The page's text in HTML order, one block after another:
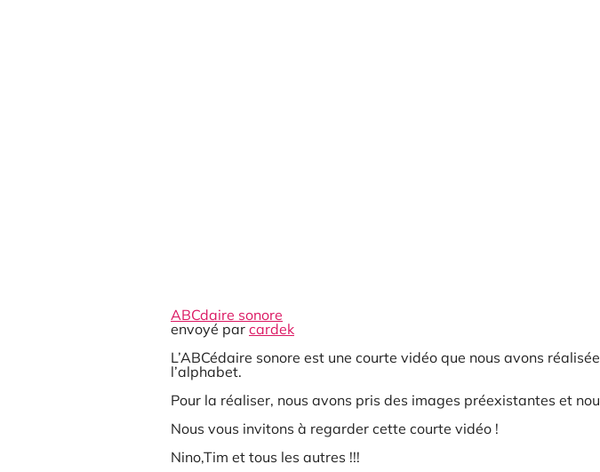
ABCdaire sonore
envoyé par cardek
L’ABCédaire sonore est une courte vidéo que nous avons
l’alphabet.
Pour la réaliser, nous avons pris des images préexistantes et
Nous vous invitons à regarder cette courte vidéo !
Nino,Tim et tous les autres !!!